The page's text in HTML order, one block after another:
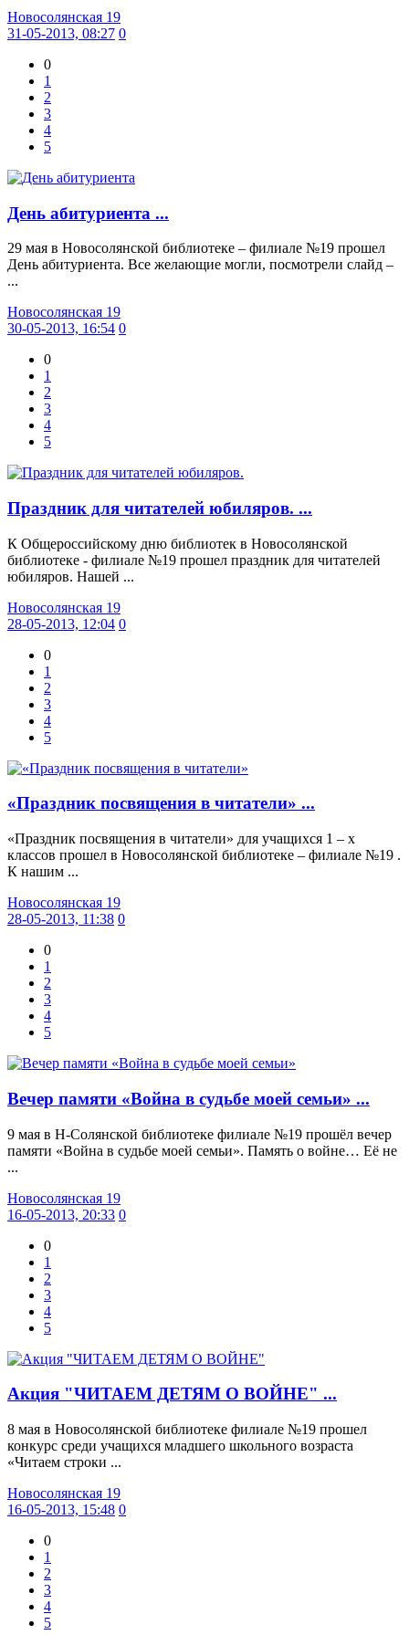
Новосолянская 19
31-05-2013, 08:27 0
0
1
2
3
4
5
День абитуриента ...
29 мая в Новосолянской библиотеке – филиале №19 прошел
День абитуриента. Все желающие могли, посмотрели слайд –
...
Новосолянская 19
30-05-2013, 16:54 0
0
1
2
3
4
5
Праздник для читателей юбиляров. ...
К Общероссийскому дню библиотек в Новосолянской
библиотеке - филиале №19 прошел праздник для читателей
юбиляров. Нашей ...
Новосолянская 19
28-05-2013, 12:04 0
0
1
2
3
4
5
«Праздник посвящения в читатели» ...
«Праздник посвящения в читатели» для учащихся 1 – х
классов прошел в Новосолянской библиотеке – филиале №19 .
К нашим ...
Новосолянская 19
28-05-2013, 11:38 0
0
1
2
3
4
5
Вечер памяти «Война в судьбе моей семьи» ...
9 мая в Н-Солянской библиотеке филиале №19 прошёл вечер
памяти «Война в судьбе моей семьи». Память о войне… Её не
...
Новосолянская 19
16-05-2013, 20:33 0
0
1
2
3
4
5
Акция "ЧИТАЕМ ДЕТЯМ О ВОЙНЕ" ...
8 мая в Новосолянской библиотеке филиале №19 прошел
конкурс среди учащихся младшего школьного возраста
«Читаем строки ...
Новосолянская 19
16-05-2013, 15:48 0
0
1
2
3
4
5